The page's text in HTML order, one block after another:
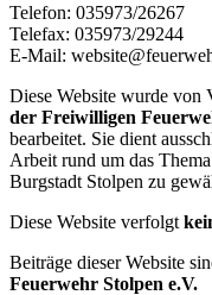
Telefon: 035973/26267
Telefax: 035973/29244
E-Mail:
Diese Website wurde von
der Freiwilligen
bearbeitet. Sie dient
Arbeit rund um das
Burgstadt Stolpen zu
Diese Website verfolgt
Beiträge dieser Website
Feuerwehr Stolpen e.V.